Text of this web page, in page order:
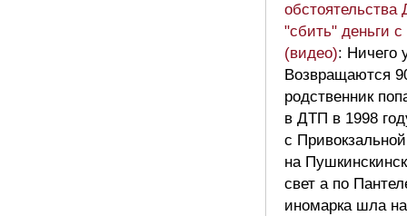
"сбить" деньги
(видео): Ничего
Возвращаются
родственник
в ДТП в 1998
с
на
свет а по
иномарка шла